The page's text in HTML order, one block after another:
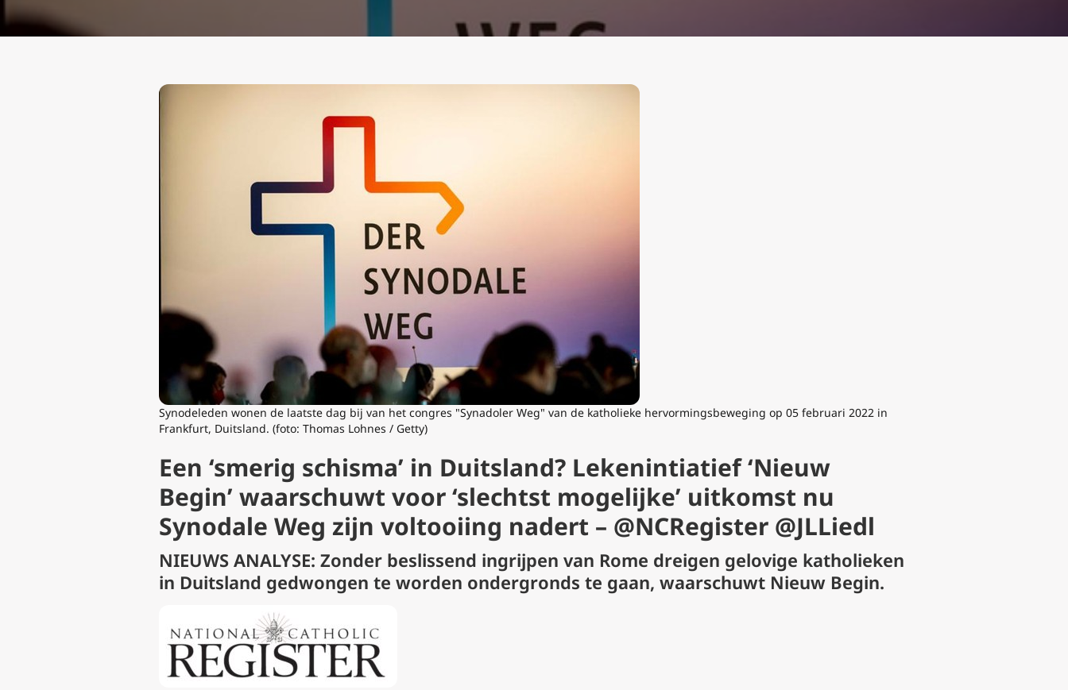
Synodeleden wonen de laatste dag bij van het congres "Synadoler Weg" van de katholieke hervormingsbeweging op 05 februari 2022 in
Frankfurt, Duitsland. (foto: Thomas Lohnes / Getty)
Een ‘smerig schisma’ in Duitsland? Lekenintiatief ‘Nieuw
Begin’ waarschuwt voor ‘slechtst mogelijke’ uitkomst nu
Synodale Weg zijn voltooiing nadert – @NCRegister @JLLiedl
NIEUWS ANALYSE: Zonder beslissend ingrijpen van Rome dreigen gelovige katholieken
in Duitsland gedwongen te worden ondergronds te gaan, waarschuwt Nieuw Begin.